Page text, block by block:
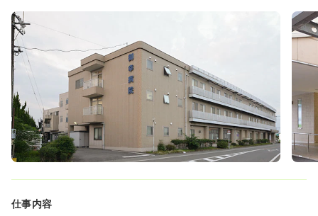
との両立がしやすい環境です◎
◆残業時間は月平均10時間程度と少ないため、プライベー
トを大事にしながら働きたい方にもオススメの求人です。
≪教育体制◎≫
◆クリニカルラダーを導入しています！中途入職の方でも
安心して飛び込みやすい環境です◎
仕事内容